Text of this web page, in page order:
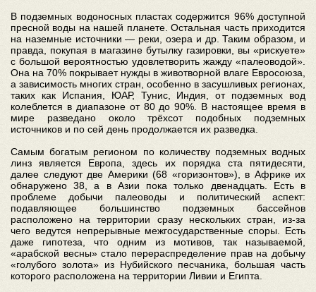
В подземных водоносных пластах содержится 96% доступной
пресной воды на нашей планете. Остальная часть приходится
на наземные источники — реки, озера и др. Таким образом, и
правда, покупая в магазине бутылку газировки, вы «рискуете»
с большой вероятностью удовлетворить жажду «палеоводой».
Она на 70% покрывает нужды в животворной влаге Евросоюза,
а зависимость многих стран, особенно в засушливых регионах,
таких как Испания, ЮАР, Тунис, Индия, от подземных вод
колеблется в диапазоне от 80 до 90%. В настоящее время в
мире разведано около трёхсот подобных подземных
источников и по сей день продолжается их разведка.
Самым богатым регионом по количеству подземных водных
линз является Европа, здесь их порядка ста пятидесяти,
далее следуют две Америки (68 «горизонтов»), в Африке их
обнаружено 38, а в Азии пока только двенадцать. Есть в
проблеме добычи палеоводы и политический аспект:
подавляющее большинство подземных бассейнов
расположено на территории сразу нескольких стран, из-за
чего ведутся непрерывные межгосударственные споры. Есть
даже гипотеза, что одним из мотивов, так называемой,
«арабской весны» стало перераспределение прав на добычу
«голубого золота» из Нубийского песчаника, большая часть
которого расположена на территории Ливии и Египта.